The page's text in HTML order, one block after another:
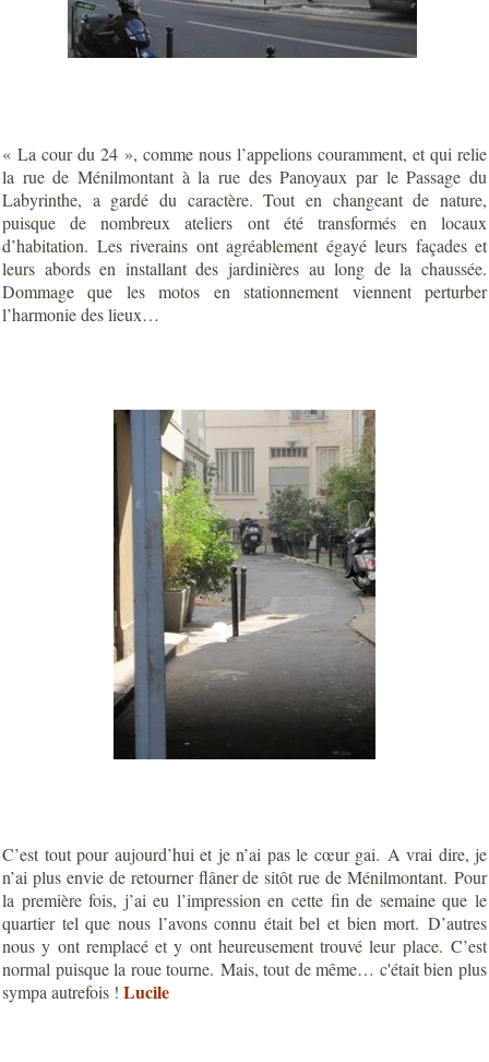
« La cour du 24 », comme nous l’appelions couramment, et qui relie
la rue de Ménilmontant à la rue des Panoyaux par le Passage du
Labyrinthe, a gardé du caractère. Tout en changeant de nature,
puisque de nombreux ateliers ont été transformés en locaux
d’habitation. Les riverains ont agréablement égayé leurs façades et
leurs abords en installant des jardinières au long de la chaussée.
Dommage que les motos en stationnement viennent perturber
l’harmonie des lieux…
C’est tout pour aujourd’hui et je n’ai pas le cœur gai. A vrai dire, je
n’ai plus envie de retourner flâner de sitôt rue de Ménilmontant. Pour
la première fois, j’ai eu l’impression en cette fin de semaine que le
quartier tel que nous l’avons connu était bel et bien mort. D’autres
nous y ont remplacé et y ont heureusement trouvé leur place. C’est
normal puisque la roue tourne. Mais, tout de même… c'était bien plus
sympa autrefois ! Lucile